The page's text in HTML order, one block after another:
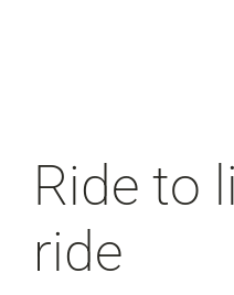
Ride to
ride